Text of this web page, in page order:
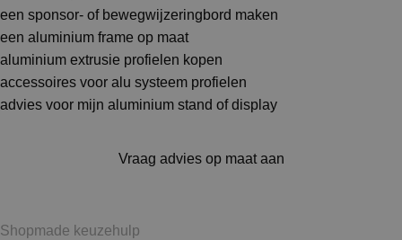
een sponsor- of bewegwijzeringbord maken
een aluminium frame op maat
aluminium extrusie profielen kopen
accessoires voor alu systeem profielen
advies voor mijn aluminium stand of display
Vraag advies op maat aan
Shopmade keuzehulp